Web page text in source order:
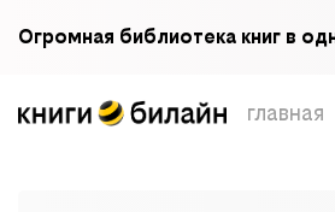
Огромная библиотека книг в
главная